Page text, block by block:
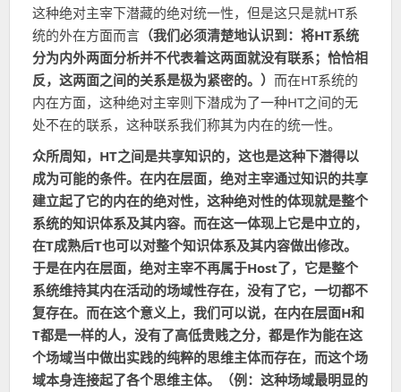
这种绝对主宰下潜藏的绝对统一性，但是这只是就HT系
统的外在方面而言 （我们必须清楚地认识到：将HT系统
分为内外两面分析并不代表着这两面就没有联系；恰恰相
反，这两面之间的关系是极为紧密的。） 而在HT系统的
内在方面，这种绝对主宰则下潜成为了一种HT之间的无
处不在的联系，这种联系我们称其为内在的统一性。
众所周知，HT之间是共享知识的，这也是这种下潜得以
成为可能的条件。在内在层面，绝对主宰通过知识的共享
建立起了它的内在的绝对性，这种绝对性的体现就是整个
系统的知识体系及其内容。而在这一体现上它是中立的，
在T成熟后T也可以对整个知识体系及其内容做出修改。
于是在内在层面，绝对主宰不再属于Host了，它是整个
系统维持其内在活动的场域性存在，没有了它，一切都不
复存在。而在这个意义上，我们可以说，在内在层面H和
T都是一样的人，没有了高低贵贱之分，都是作为能在这
个场域当中做出实践的纯粹的思维主体而存在，而这个场
域本身连接起了各个思维主体。（例：这种场域最明显的